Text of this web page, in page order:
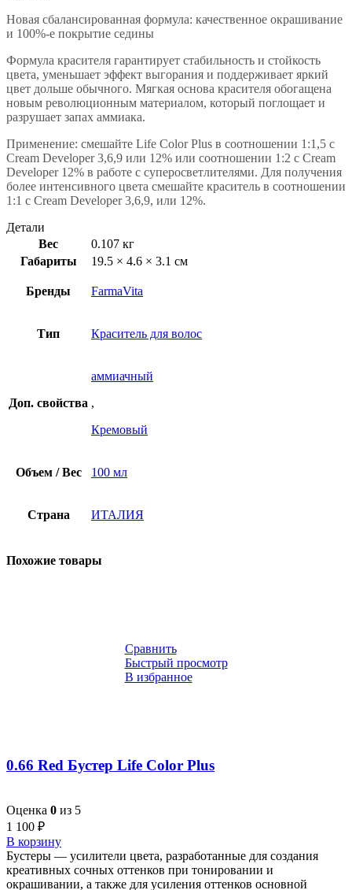
Новая сбалансированная формула: качественное окрашивание
и 100%-е покрытие седины
Формула красителя гарантирует стабильность и стойкость
цвета, уменьшает эффект выгорания и поддерживает яркий
цвет дольше обычного. Мягкая основа красителя обогащена
новым революционным материалом, который поглощает и
разрушает запах аммиака.
Применение: смешайте Life Color Plus в соотношении 1:1,5 с
Cream Developer 3,6,9 или 12% или соотношении 1:2 с Cream
Developer 12% в работе с суперосветлителями. Для получения
более интенсивного цвета смешайте краситель в соотношении
1:1 с Cream Developer 3,6,9, или 12%.
Детали
Вес
0.107 кг
Габариты
19.5 × 4.6 × 3.1 см
Бренды FarmaVita
Тип Краситель для волос
Доп. свойства
аммиачный
,
Кремовый
Объем / Вес 100 мл
Страна ИТАЛИЯ
Похожие товары
Сравнить
Быстрый просмотр
В избранное
0.66 Red Бустер Life Color Plus
Оценка 0 из 5
1 100 ₽
В корзину
Бустеры — усилители цвета, разработанные для создания
креативных сочных оттенков при тонировании и
окрашивании, а также для усиления оттенков основной